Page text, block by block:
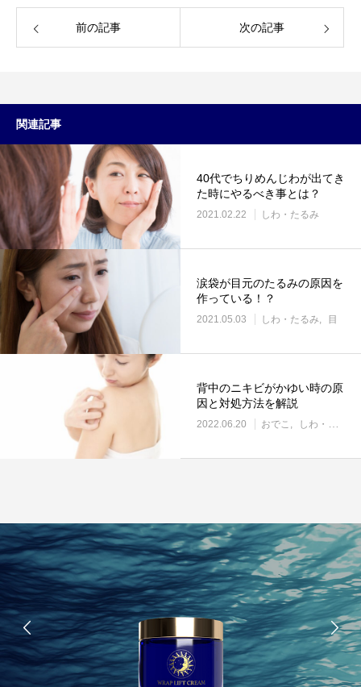
前の記事 次の記事
関連記事
40代でちりめんじわが出てき
た時にやるべき事とは？
2021.02.22 しわ・たるみ
涙袋が目元のたるみの原因を
作っている！？
2021.05.03 しわ・たるみ 目
背中のニキビがかゆい時の原
因と対処方法を解説
2022.06.20 おでこ しわ・たるみ
オ